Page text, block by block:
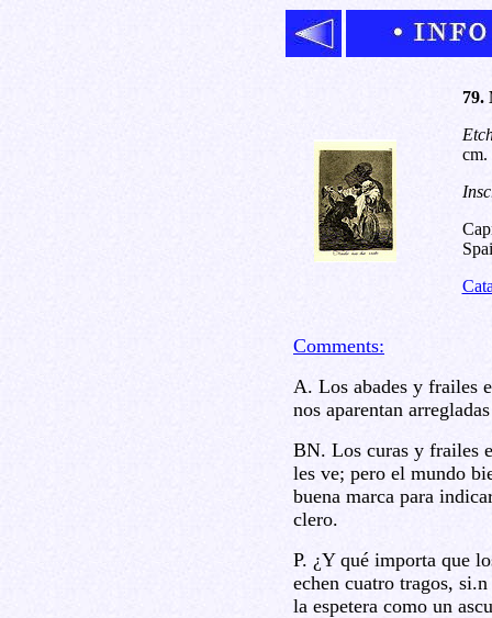
79.
cm.
Comments:
A. Los abades y frailes
nos aparentan
BN. Los curas y frailes
les ve; pero el mundo
buena marca para
clero.
P. ¿Y qué importa que
echen cuatro tragos,
la espetera como un